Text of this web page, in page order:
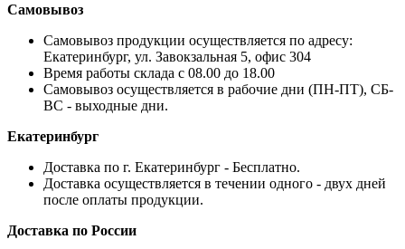
Самовывоз
Самовывоз продукции осуществляется по адресу:
Екатеринбург, ул. Завокзальная 5, офис 304
Время работы склада с 08.00 до 18.00
Самовывоз осуществляется в рабочие дни (ПН-ПТ), СБ-
ВС - выходные дни.
Екатеринбург
Доставка по г. Екатеринбург - Бесплатно.
Доставка осуществляется в течении одного - двух дней
после оплаты продукции.
Доставка по России